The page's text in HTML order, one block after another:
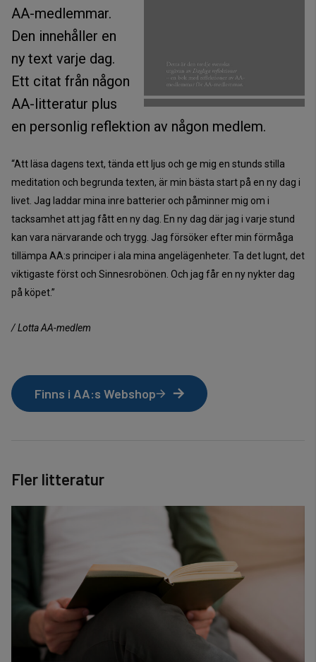
AA-medlemmar.
Den innehåller en
ny text varje dag.
Ett citat från någon
AA-litteratur plus
en personlig reflektion av någon medlem.
“Att läsa dagens text, tända ett ljus och ge mig en stunds stilla
meditation och begrunda texten, är min bästa start på en ny dag i
livet. Jag laddar mina inre batterier och påminner mig om i
tacksamhet att jag fått en ny dag. En ny dag där jag i varje stund
kan vara närvarande och trygg. Jag försöker efter min förmåga
tillämpa AA:s principer i ala mina angelägenheter. Ta det lugnt, det
viktigaste först och Sinnesrobönen. Och jag får en ny nykter dag
på köpet.”
/ Lotta AA-medlem
Finns i AA:s Webshop
Fler litteratur